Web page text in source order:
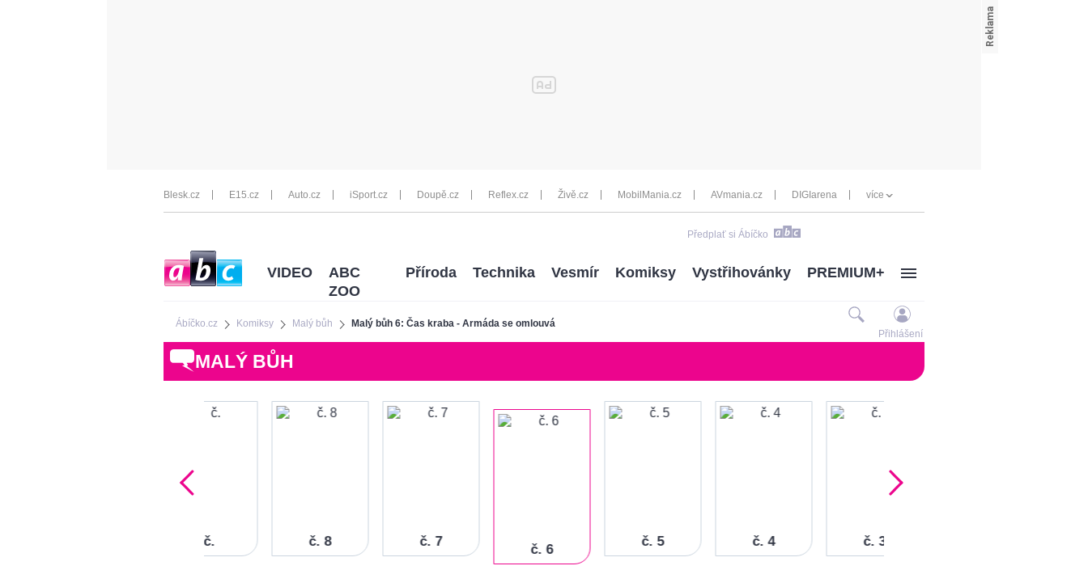
Blesk.cz E15.cz Auto.cz iSport.cz Doupě.cz Reflex.cz Živě.cz MobilMania.cz AVmania.cz DIGIarena více
Předplať si Ábíčko
Ábíčko.cz Komiksy Malý bůh Malý bůh 6: Čas kraba - Armáda se omlouvá
VIDEO
ABC
ZOO
Příroda Technika Vesmír Komiksy Vystřihovánky PREMIUM+
Přihlášení
MALÝ BŮH
č. č. 8 č. 7
č. 6
č. 5 č. 4 č. 3